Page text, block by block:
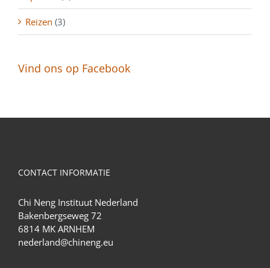
Reizen (3)
Vind ons op Facebook
CONTACT INFORMATIE
Chi Neng Instituut Nederland
Bakenbergseweg 72
6814 MK ARNHEM
nederland@chineng.eu